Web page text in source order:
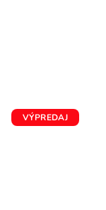
VÝPREDAJ